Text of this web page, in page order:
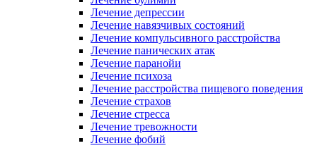
Лечение депрессии
Лечение навязчивых состояний
Лечение компульсивного расстройства
Лечение панических атак
Лечение паранойи
Лечение психоза
Лечение расстройства пищевого поведения
Лечение страхов
Лечение стресса
Лечение тревожности
Лечение фобий